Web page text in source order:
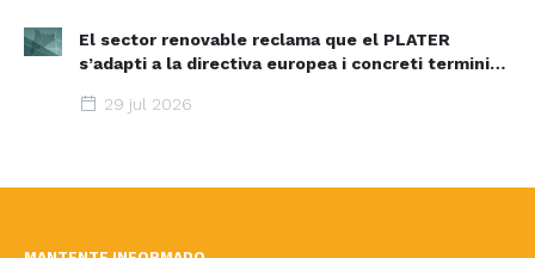
El sector renovable reclama que el PLATER
s’adapti a la directiva europea i concreti terminis i
29 jul 2026